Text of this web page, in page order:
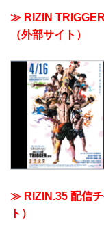
≫ RIZIN
（外部サイト）
≫ RIZIN.35 配信チ
ト）